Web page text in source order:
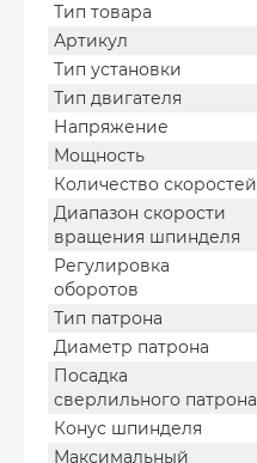
Тип товара
Артикул
Тип установки
Тип двигателя
Напряжение
Мощность
Количество скоростей
Диапазон скорости
вращения шпинделя
Регулировка
оборотов
Тип патрона
Диаметр патрона
Посадка
сверлильного патрона
Конус шпинделя
Максимальный